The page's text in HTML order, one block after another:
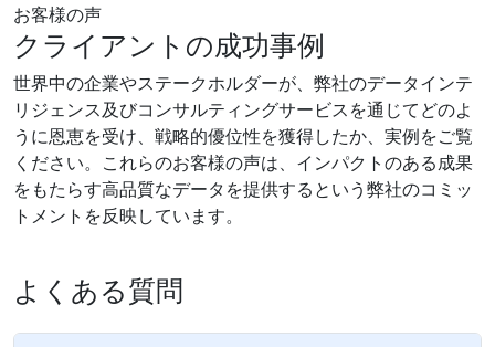
お客様の声
クライアントの成功事例
世界中の企業やステークホルダーが、弊社のデータインテ
リジェンス及びコンサルティングサービスを通じてどのよ
うに恩恵を受け、戦略的優位性を獲得したか、実例をご覧
ください。これらのお客様の声は、インパクトのある成果
をもたらす高品質なデータを提供するという弊社のコミッ
トメントを反映しています。
よくある質問